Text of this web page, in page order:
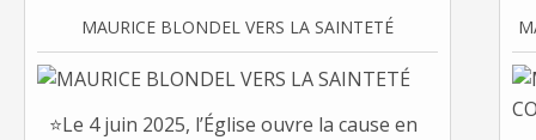
MAURICE BLONDEL VERS LA SAINTETÉ
⭐Le 4 juin 2025, l’Église ouvre la cause en